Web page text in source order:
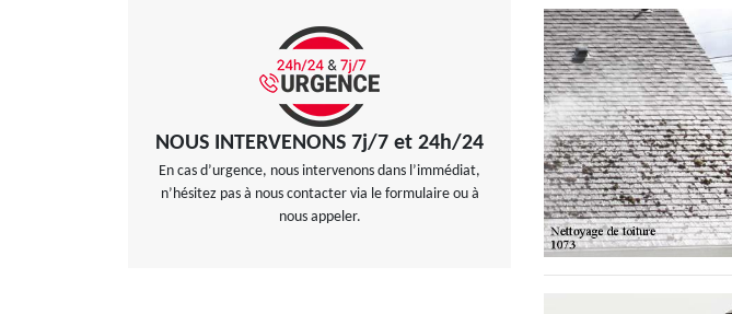
NOUS INTERVENONS 7j/7 et 24h/24
En cas d’urgence, nous intervenons dans l’immédiat,
n’hésitez pas à nous contacter via le formulaire ou à
nous appeler.